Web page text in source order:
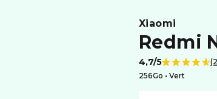
xiaomi
Redmi
Note de
4,7/5
256Go •
vert